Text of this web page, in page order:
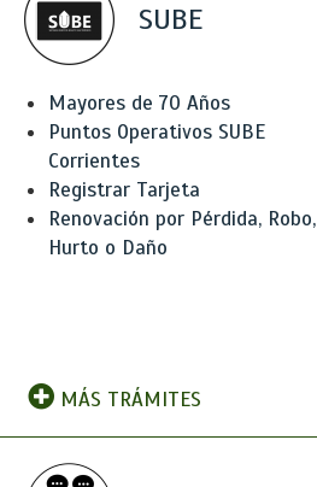
SUBE
Mayores de 70 Años
Puntos Operativos SUBE
Corrientes
Registrar Tarjeta
Renovación por Pérdida, Robo,
Hurto o Daño
MÁS TRÁMITES